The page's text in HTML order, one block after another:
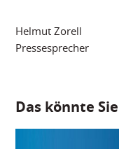
Helmut Zorell
Pressesprecher
Das könnte